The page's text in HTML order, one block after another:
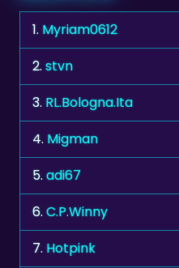
1. Myriam0612
2.stvn
3. RL.Bologna.Ita
4. Migman
5.adi67
6.C.P.Winny
7. Hotpink